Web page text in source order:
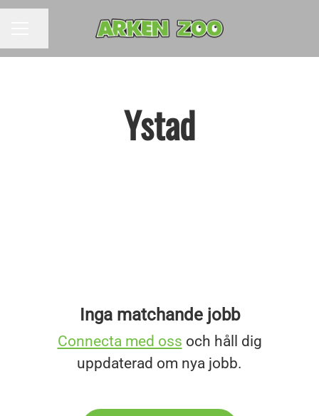
Ystad
Inga matchande jobb
Connecta med oss och håll dig
uppdaterad om nya jobb.